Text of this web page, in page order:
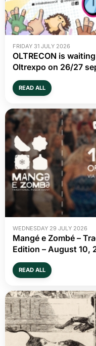
FRIDAY 31 JULY 2026
OLTRECON is
Oltrexpo on 26/27
READ ALL
WEDNESDAY 29 JULY 2026
Mangé e Zombé –
Edition – August 10,
READ ALL